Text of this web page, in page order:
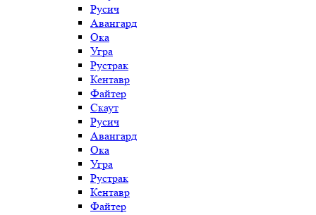
Русич
Авангард
Ока
Угра
Рустрак
Кентавр
Файтер
Скаут
Русич
Авангард
Ока
Угра
Рустрак
Кентавр
Файтер